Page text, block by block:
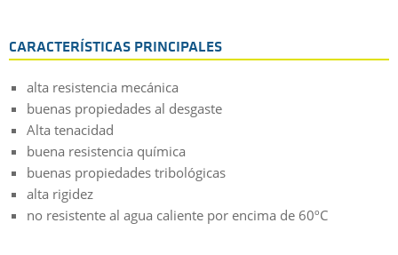
CARACTERÍSTICAS PRINCIPALES
alta resistencia mecánica
buenas propiedades al desgaste
Alta tenacidad
buena resistencia química
buenas propiedades tribológicas
alta rigidez
no resistente al agua caliente por encima de 60ºC